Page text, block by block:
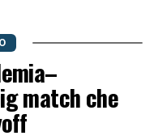
match che